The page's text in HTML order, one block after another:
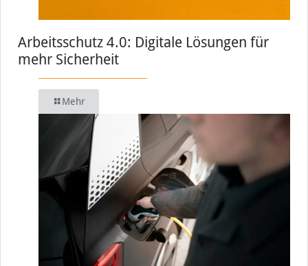
Arbeitsschutz 4.0: Digitale Lösungen für
mehr Sicherheit
Mehr